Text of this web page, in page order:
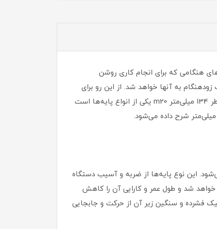
هنگامی که برای انجام کاری روشن
به آنها خواهد شد. از این رو برای
جلوگیری از بروز چنین مشکلاتی می‌توان پایه‌هایی را به عنوان ضربه گیر زیر آنها نصب کرد. پایه ضربه گیر نیکل کروم قطر 134 میلی‌متر m20 یکی از انواع پایه‌ها است
این نوع پایه‌ها از ضربه و آسیب دستگاه
خواهد شد و طول عمر و کارایی آن را کاهش
فشرده و سنگین زیر آن از حرکت و جابجایی